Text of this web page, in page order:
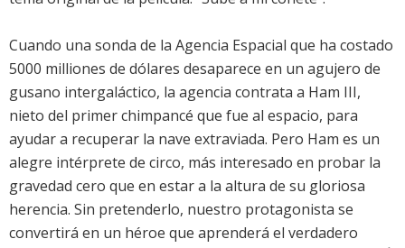
Cuando una sonda de la Agencia Espacial que ha costado
5000 milliones de dólares desaparece en un agujero de
gusano intergaláctico, la agencia contrata a Ham III,
nieto del primer chimpancé que fue al espacio, para
ayudar a recuperar la nave extraviada. Pero Ham es un
alegre intérprete de circo, más interesado en probar la
gravedad cero que en estar a la altura de su gloriosa
herencia. Sin pretenderlo, nuestro protagonista se
convertirá en un héroe que aprenderá el verdadero